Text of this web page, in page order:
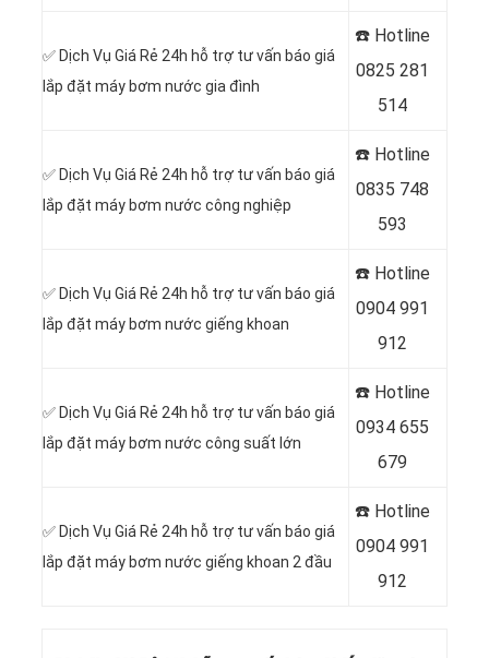
✅ Dịch Vụ Giá Rẻ 24h hỗ trợ tư vấn báo giá
lắp đặt máy bơm nước gia đình
☎️ Hotline
0825 281
514
✅ Dịch Vụ Giá Rẻ 24h hỗ trợ tư vấn báo giá
lắp đặt máy bơm nước công nghiệp
☎️ Hotline
0835 748
593
✅ Dịch Vụ Giá Rẻ 24h hỗ trợ tư vấn báo giá
lắp đặt máy bơm nước giếng khoan
☎️ Hotline
0904 991
912
✅ Dịch Vụ Giá Rẻ 24h hỗ trợ tư vấn báo giá
lắp đặt máy bơm nước công suất lớn
☎️ Hotline
0934 655
679
✅ Dịch Vụ Giá Rẻ 24h hỗ trợ tư vấn báo giá
lắp đặt máy bơm nước giếng khoan 2 đầu
☎️ Hotline
0904 991
912